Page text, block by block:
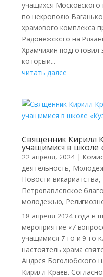
учащихся Московского
по некрополю
храмового комплекса
Радонежского на
Храмчихин подготовил
который...
читать далее
Священник Кирилл
учащимися в школе
22 апреля, 2024|
деятельность,
Новости викариатства,
Петропавловское
молодежью,
18 апреля 2024 года в
мероприятие «7
учащимися 7-го и 9-го
настоятель храма
Андрея Боголюбского
Кирилл Краев.